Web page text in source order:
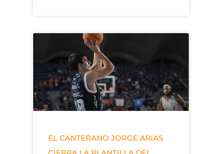
EL CANTERANO JORGE ARIAS